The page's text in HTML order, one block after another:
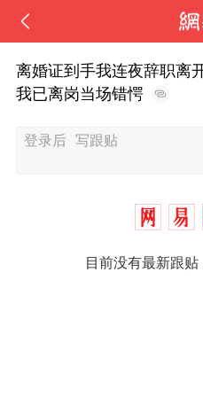
离婚证到手我连夜辞职离
我已离岗当场错愕
目前没有最新跟